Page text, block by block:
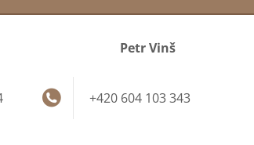
Petr Vinš
+420 604 103 343